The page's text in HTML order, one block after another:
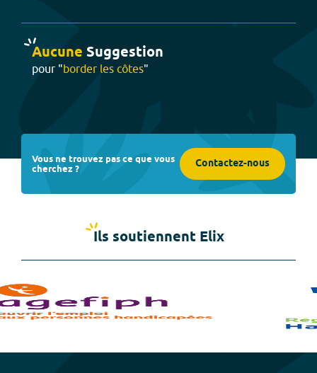
Aucune Suggestion
pour "border les côtes"
Vous ne trouvez pas ce que vous
cherchez ? Contactez-nous
Ils soutiennent Elix